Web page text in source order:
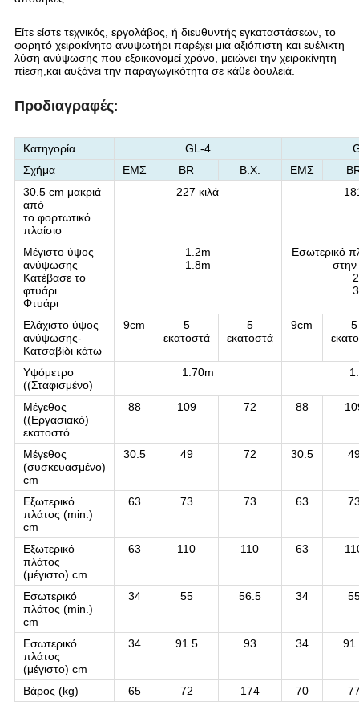
Είτε είστε τεχνικός, εργολάβος, ή διευθυντής εγκαταστάσεων, το
φορητό χειροκίνητο ανυψωτήρι παρέχει μια αξιόπιστη και ευέλικτη
λύση ανύψωσης που εξοικονομεί χρόνο, μειώνει την χειροκίνητη
πίεση,και αυξάνει την παραγωγικότητα σε κάθε δουλειά.
Προδιαγραφές:
Κατηγορία GL-4
Σχήμα
ΕΜΣ BR Β.Χ. ΕΜΣ
30.5 cm μακριά
από
το φορτωτικό
πλαίσιο
227 κιλά
Μέγιστο ύψος
ανύψωσης
Κατέβασε το
φτυάρι.
Φτυάρι
1.2m
1.8m
Εσωτερικό
Ελάχιστο ύψος
ανύψωσης-
Κατσαβίδι κάτω
9cm
5
εκατοστά
5
εκατοστά
9cm
5
Υψόμετρο
((Σταφισμένο)
1.70m
Μέγεθος
((Εργασιακό)
εκατοστό
88 109 72 88
Μέγεθος
(συσκευασμένο)
cm
30.5 49 72 30.5
Εξωτερικό
πλάτος (min.)
cm
63 73 73 63
Εξωτερικό
πλάτος
(μέγιστο) cm
63 110 110 63
Εσωτερικό
πλάτος (min.)
cm
34 55 56.5 34
Εσωτερικό
πλάτος
(μέγιστο) cm
34 91.5 93 34
Βάρος (kg) 65 72 174 70